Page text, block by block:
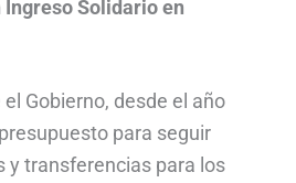
Ingreso Solidario en
Gobierno, desde el año
para seguir
y transferencias para los